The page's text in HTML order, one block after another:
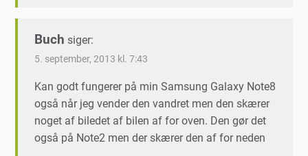
Buch siger:
5. september, 2013 kl. 7:43
Kan godt fungerer på min Samsung Galaxy Note8
også når jeg vender den vandret men den skærer
noget af biledet af bilen af for oven. Den gør det
også på Note2 men der skærer den af for neden